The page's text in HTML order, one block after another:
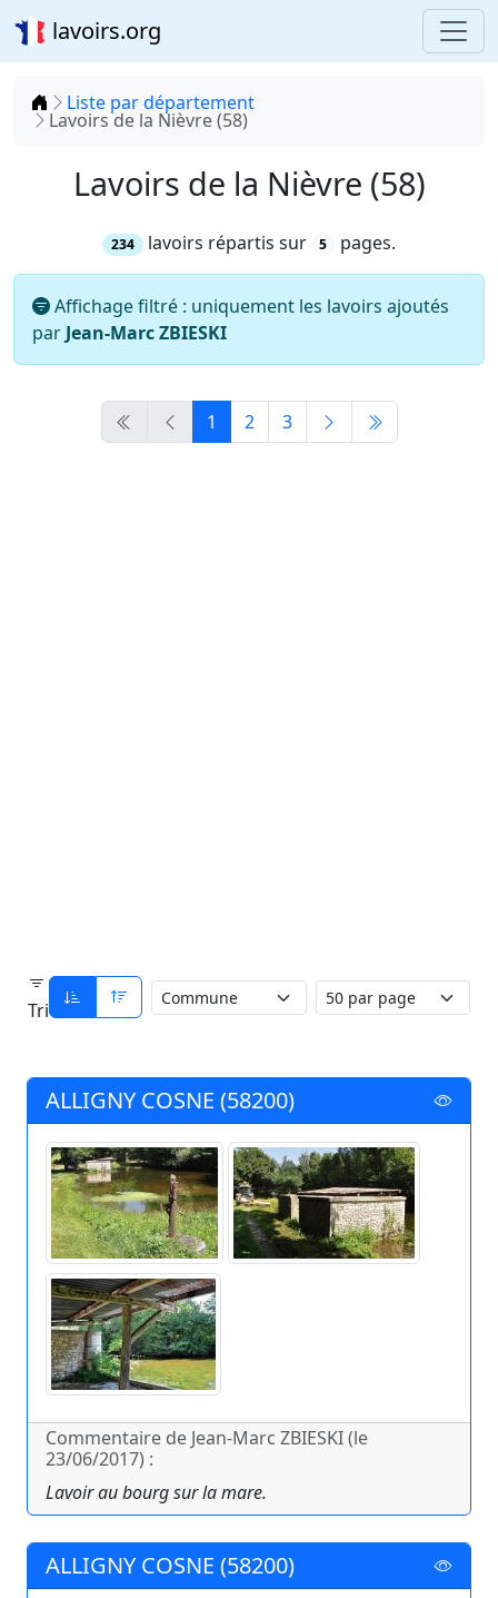
lavoirs.org
Accueil
Liste par département
Lavoirs de la Nièvre (58)
Lavoirs de la Nièvre (58)
234 lavoirs répartis sur 5 pages.
Affichage filtré : uniquement les lavoirs ajoutés
par Jean-Marc ZBIESKI
1 2 3
Tri
ALLIGNY COSNE (58200)
Commentaire de Jean-Marc ZBIESKI (le
23/06/2017) :
Lavoir au bourg sur la mare.
ALLIGNY COSNE (58200)